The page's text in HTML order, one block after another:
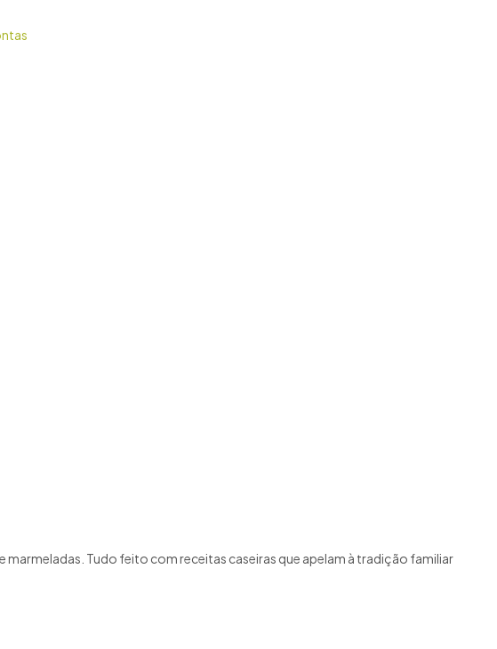
Tudo feito com receitas caseiras que apelam à tradição familiar